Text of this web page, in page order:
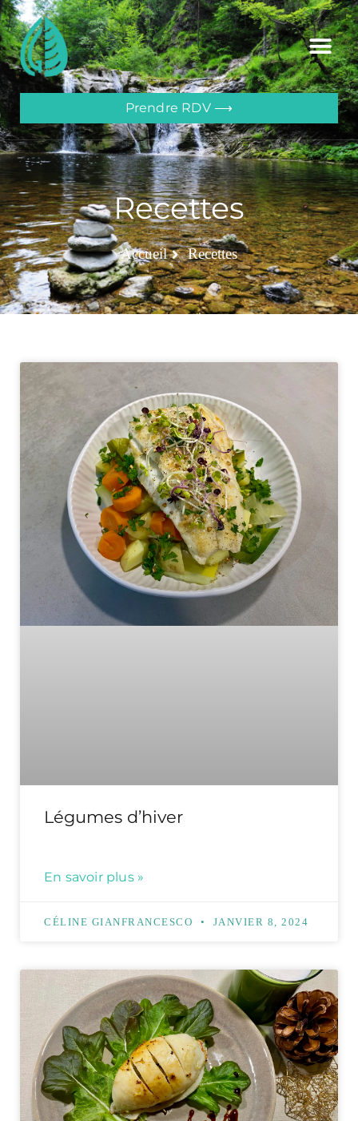
Prendre RDV ⟶
Recettes
Accueil Recettes
Légumes d’hiver
En savoir plus »
CÉLINE GIANFRANCESCO JANVIER 8, 2024